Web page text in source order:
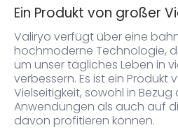
Ein Produkt von großer
Valiryo verfügt über eine
hochmoderne Technologie,
um unser tägliches Leben in
verbessern. Es ist ein Produkt
Vielseitigkeit, sowohl in Bezug
Anwendungen als auch auf
davon profitieren können.